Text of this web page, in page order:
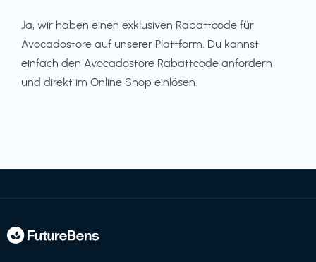
Ja, wir haben einen exklusiven Rabattcode für
Avocadostore auf unserer Plattform. Du kannst
einfach den Avocadostore Rabattcode anfordern
und direkt im Online Shop einlösen.